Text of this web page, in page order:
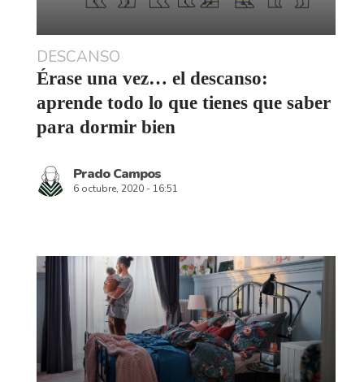
ADULTOS
Dormir más y con menos dolores a
colchón para descansar bien